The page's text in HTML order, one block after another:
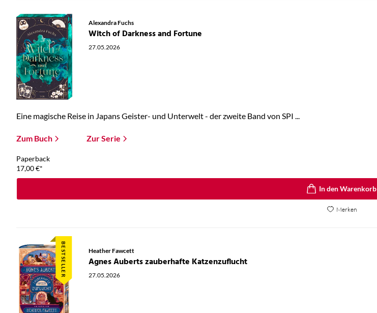
Alexandra Fuchs
Witch of Darkness and Fortune
27.05.2026
Eine magische Reise in Japans Geister- und Unterwelt - der zweite Band von SPI ...
Zum Buch Zur Serie
Paperback
17,00€*
In den Warenkorb
Merken
BESTSELLER Heather Fawcett
Agnes Auberts zauberhafte Katzenzuflucht
27.05.2026